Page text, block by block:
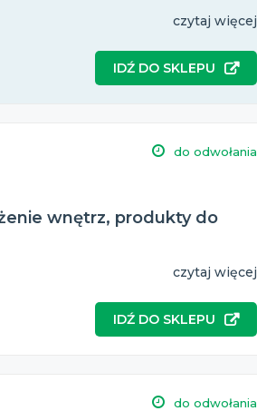
czytaj więcej
IDŹ DO SKLEPU
do odwołania
wnętrz, produkty do
czytaj więcej
IDŹ DO SKLEPU
do odwołania